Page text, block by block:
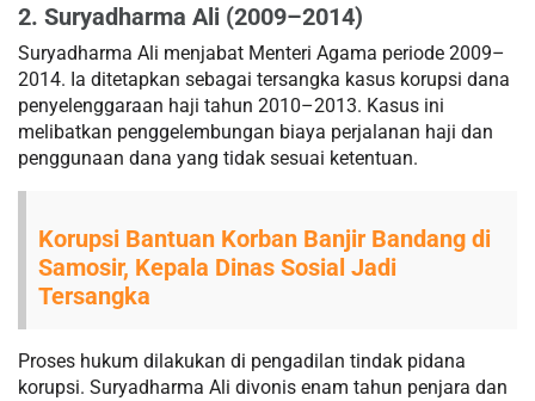
2. Suryadharma Ali (2009–2014)
Suryadharma Ali menjabat Menteri Agama periode 2009–
2014. Ia ditetapkan sebagai tersangka kasus korupsi dana
penyelenggaraan haji tahun 2010–2013. Kasus ini
melibatkan penggelembungan biaya perjalanan haji dan
penggunaan dana yang tidak sesuai ketentuan.
Korupsi Bantuan Korban Banjir Bandang di
Samosir, Kepala Dinas Sosial Jadi
Tersangka
Proses hukum dilakukan di pengadilan tindak pidana
korupsi. Suryadharma Ali divonis enam tahun penjara dan